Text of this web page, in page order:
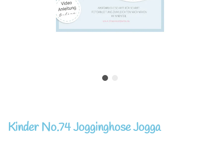
Kinder No.74 Jogginghose Jogga